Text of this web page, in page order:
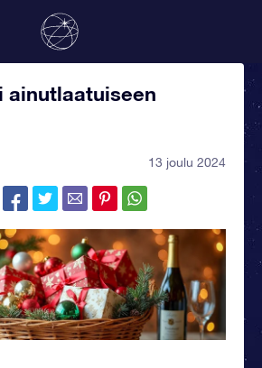
ainutlaatuiseen
13 joulu 2024